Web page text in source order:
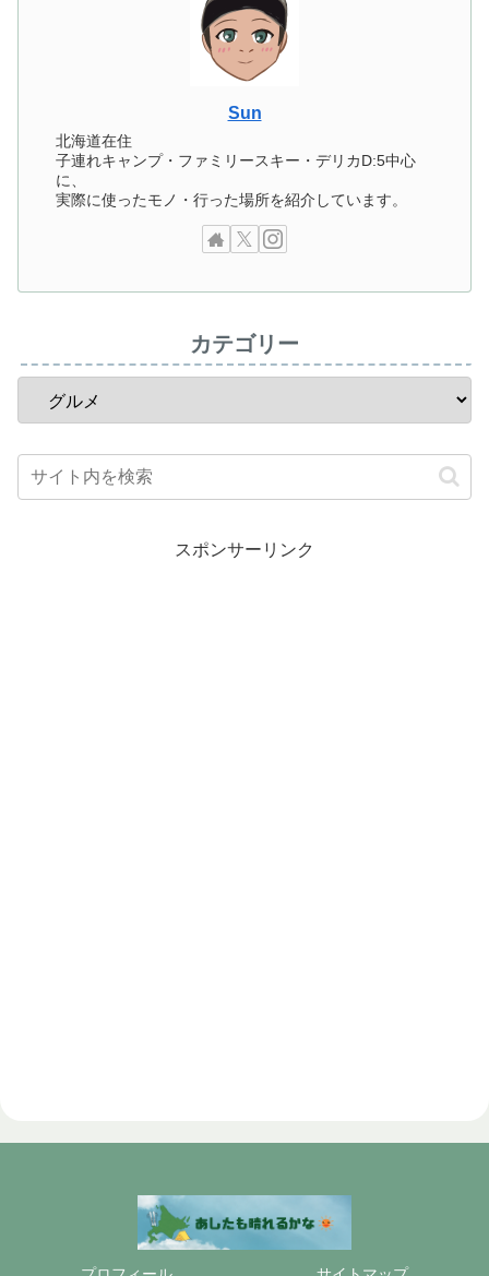
Sun
北海道在住
子連れキャンプ・ファミリースキー・デリカD:5中心
に、
実際に使ったモノ・行った場所を紹介しています。
カテゴリー
スポンサーリンク